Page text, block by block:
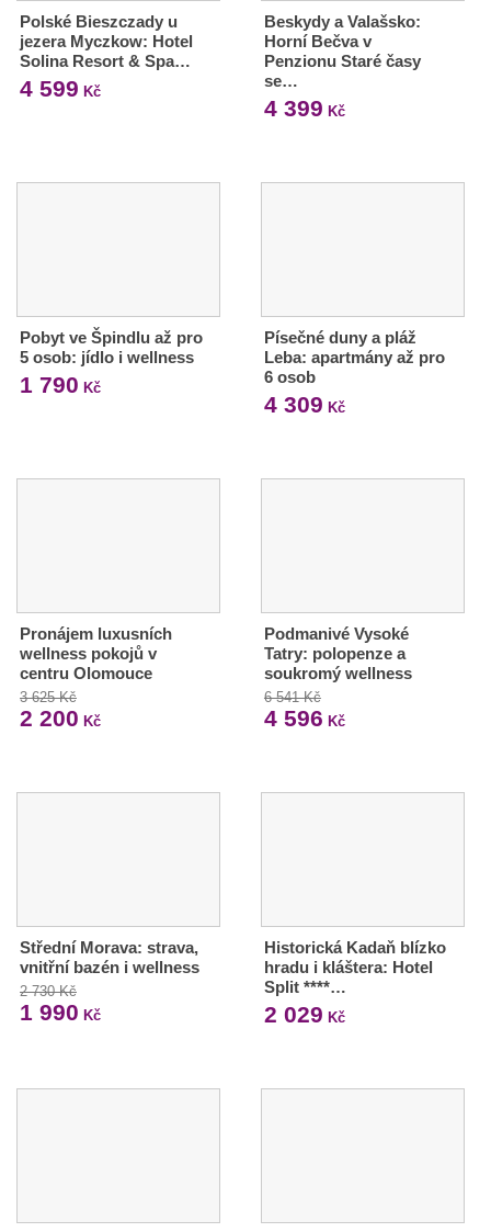
Polské Bieszczady u
jezera Myczkow: Hotel
Solina Resort & Spa…
4 599 Kč
Beskydy a Valašsko:
Horní Bečva v
Penzionu Staré časy
se…
4 399 Kč
Pobyt ve Špindlu až pro
5 osob: jídlo i wellness
1 790 Kč
Písečné duny a pláž
Leba: apartmány až pro
6 osob
4 309 Kč
Pronájem luxusních
wellness pokojů v
centru Olomouce
3 625 Kč
2 200 Kč
Podmanivé Vysoké
Tatry: polopenze a
soukromý wellness
6 541 Kč
4 596 Kč
Střední Morava: strava,
vnitřní bazén i wellness
2 730 Kč
1 990 Kč
Historická Kadaň blízko
hradu i kláštera: Hotel
Split ****…
2 029 Kč